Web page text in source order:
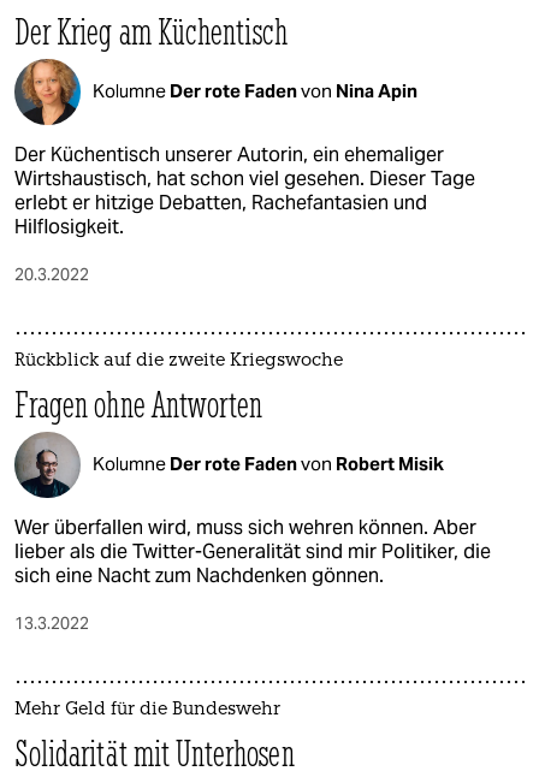
Der Krieg am Küchentisch
Kolumne Der rote Fadenvon Nina Apin
Der Küchentisch unserer Autorin, ein ehemaliger
Wirtshaustisch, hat schon viel gesehen. Dieser Tage
erlebt er hitzige Debatten, Rachefantasien und
Hilflosigkeit.
20.3.2022
Rückblick auf die zweite Kriegswoche
Fragen ohne Antworten
Kolumne Der rote Fadenvon Robert Misik
Wer überfallen wird, muss sich wehren können. Aber
lieber als die Twitter-Generalität sind mir Politiker, die
sich eine Nacht zum Nachdenken gönnen.
13.3.2022
Mehr Geld für die Bundeswehr
Solidarität mit Unterhosen